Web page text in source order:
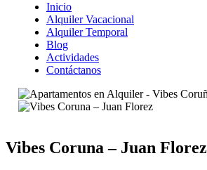
Inicio
Alquiler Vacacional
Alquiler Temporal
Blog
Actividades
Contáctanos
Vibes Coruna – Juan Florez